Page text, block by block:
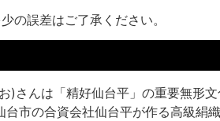
の誤差はご了承ください。
)さんは「精好仙台平」の重要無形文
台市の合資会社仙台平が作る高級絹